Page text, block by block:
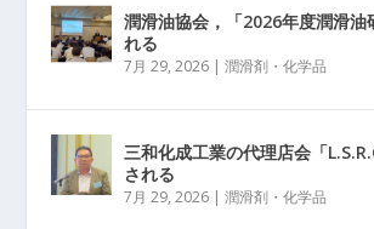
潤滑油協会，「2026年度潤滑油
れる
7月 29, 2026 |潤滑剤・化学品
三和化成工業の代理店会「
される
7月 29, 2026 |潤滑剤・化学品